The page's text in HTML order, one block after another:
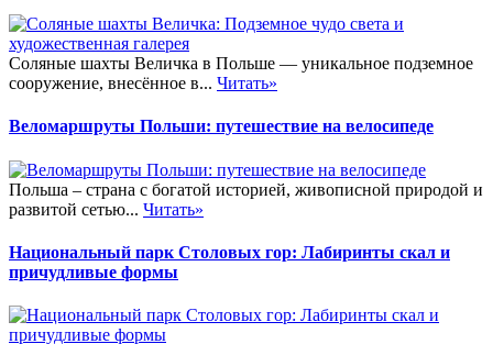
Соляные шахты Величка в Польше — уникальное подземное
сооружение, внесённое в... Читать»
Веломаршруты Польши: путешествие на велосипеде
Польша – страна с богатой историей, живописной природой и
развитой сетью... Читать»
Национальный парк Столовых гор: Лабиринты скал и
причудливые формы